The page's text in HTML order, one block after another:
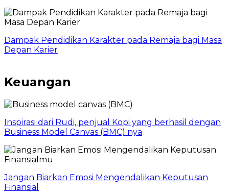
Dampak Pendidikan Karakter pada Remaja bagi Masa
Depan Karier
Keuangan
Inspirasi dari Rudi, penjual Kopi yang berhasil dengan
Business Model Canvas (BMC) nya
Jangan Biarkan Emosi Mengendalikan Keputusan
Finansial